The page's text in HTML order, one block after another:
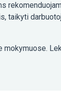
taikyti